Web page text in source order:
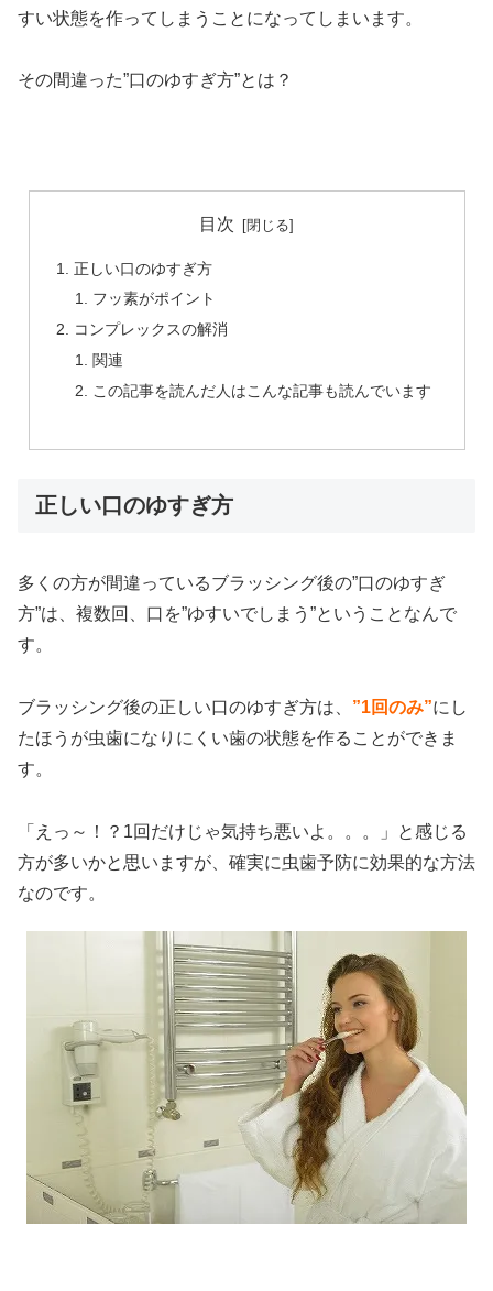
すい状態を作ってしまうことになってしまいます。
その間違った”口のゆすぎ方”とは？
目次
正しい口のゆすぎ方
フッ素がポイント
コンプレックスの解消
関連
この記事を読んだ人はこんな記事も読んでいます
正しい口のゆすぎ方
多くの方が間違っているブラッシング後の”口のゆすぎ
方”は、複数回、口を”ゆすいでしまう”ということなんで
す。
ブラッシング後の正しい口のゆすぎ方は、 ”1回のみ”にし
たほうが虫歯になりにくい歯の状態を作ることができま
す。
「えっ～！？1回だけじゃ気持ち悪いよ。。。」と感じる
方が多いかと思いますが、確実に虫歯予防に効果的な方法
なのです。